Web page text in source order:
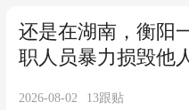
还是在湖南，衡阳
职人员暴力损毁他
2026-08-02 13跟贴